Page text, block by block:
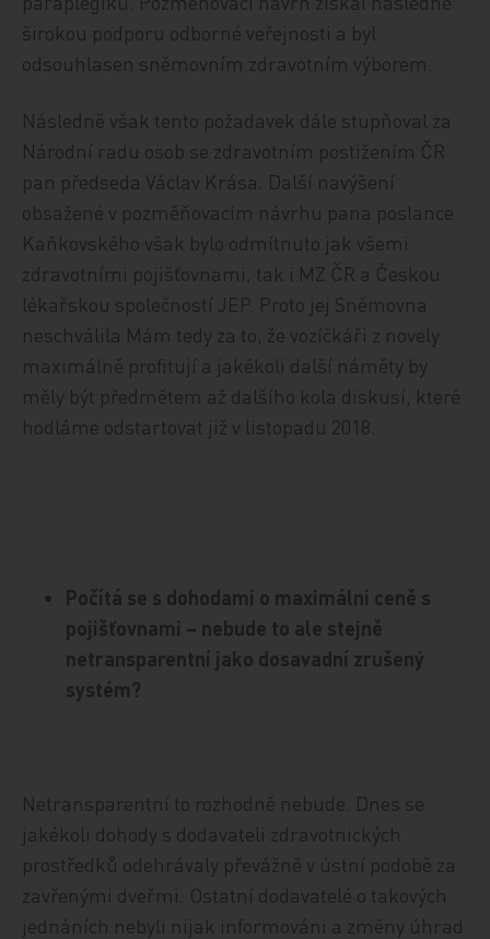
širokou podporu odborné veřejnosti a byl
odsouhlasen sněmovním zdravotním výborem.
Následně však tento požadavek dále stupňoval za
Národní radu osob se zdravotním postižením ČR
pan předseda Václav Krása. Další navýšení
obsažené v pozměňovacím návrhu pana poslance
Kaňkovského však bylo odmítnuto jak všemi
zdravotními pojišťovnami, tak i MZ ČR a Českou
lékařskou společností JEP. Proto jej Sněmovna
neschválila Mám tedy za to, že vozíčkáři z novely
maximálně profitují a jakékoli další náměty by
měly být předmětem až dalšího kola diskusí, které
hodláme odstartovat již v listopadu 2018.
Počítá se s dohodami o maximální ceně s
pojišťovnami – nebude to ale stejně
netransparentní jako dosavadní zrušený
systém?
Netransparentní to rozhodně nebude. Dnes se
jakékoli dohody s dodavateli zdravotnických
prostředků odehrávaly převážně v ústní podobě za
zavřenými dveřmi. Ostatní dodavatelé o takových
jednáních nebyli nijak informováni a změny úhrad